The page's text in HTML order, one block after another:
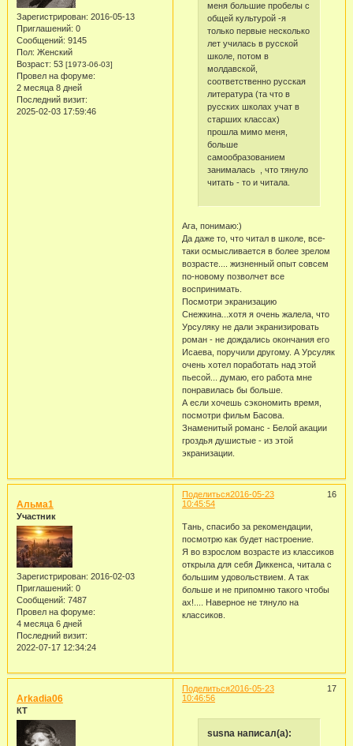
Зарегистрирован: 2016-05-13
Приглашений: 0
Сообщений: 9145
Пол: Женский
Возраст: 53 [1973-06-03]
Провел на форуме:
2 месяца 8 дней
Последний визит:
2025-02-03 17:59:46
меня большие пробелы с
общей культурой -я
только первые несколько
лет училась в русской
школе, потом в
молдавской,
соответственно русская
литература (та что в
русских школах учат в
старших классах)
прошла мимо меня,
больше
самообразованием
занималась , что тянуло
читать - то и читала.
Ага, понимаю:)
Да даже то, что читал в школе, все-
таки осмысливается в более зрелом
возрасте.... жизненный опыт совсем
по-новому позволчет все
воспринимать.
Посмотри экранизацию
Снежкина...хотя я очень жалела, что
Урсуляку не дали экранизировать
роман - не дождались окончания его
Исаева, поручили другому. А Урсуляк
очень хотел поработать над этой
пьесой... думаю, его работа мне
понравилась бы больше.
А если хочешь сэкономить время,
посмотри фильм Басова.
Знаменитый романс - Белой акации
гроздья душистые - из этой
экранизации.
Поделиться 16
2016-05-23
10:45:54
Альма1
Участник
Зарегистрирован: 2016-02-03
Приглашений: 0
Сообщений: 7487
Провел на форуме:
4 месяца 6 дней
Последний визит:
2022-07-17 12:34:24
Тань, спасибо за рекомендации,
посмотрю как будет настроение.
Я во взрослом возрасте из классиков
открыла для себя Диккенса, читала с
большим удовольствием. А так
больше и не припомню такого чтобы
ах!.... Наверное не тянуло на
классиков.
Поделиться 17
2016-05-23
10:46:56
Arkadia06
КТ
susna написал(а):